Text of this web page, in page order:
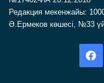
Редакция мекенжайы:
Ә.Ермеков көшесі, №33